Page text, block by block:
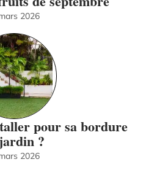
2026
pour sa bordure
?
2026